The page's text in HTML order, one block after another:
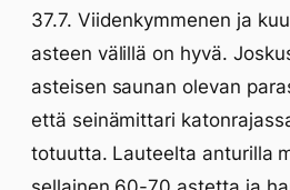
37.7. Viidenkymmenen ja
asteen välillä on hyvä.
asteisen saunan olevan
että seinämittari
totuutta. Lauteelta anturilla